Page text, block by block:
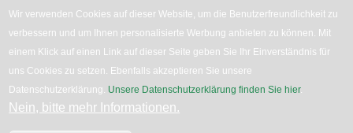
Wir verwenden Cookies auf dieser Website, um die Benutzerfreundlichkeit zu
verbessern und um Ihnen personalisierte Werbung anbieten zu können. Mit
einem Klick auf einen Link auf dieser Seite geben Sie Ihr Einverständnis für
uns Cookies zu setzen. Ebenfalls akzeptieren Sie unsere
Datenschutzerklärung. Unsere Datenschutzerklärung finden Sie hier.
Nein, bitte mehr Informationen.
English Bäume Blumen Zurück